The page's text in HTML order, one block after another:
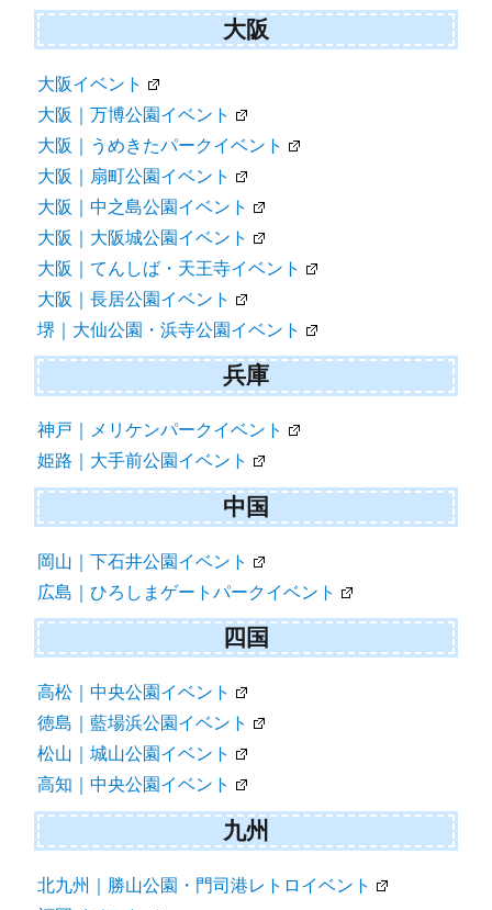
大阪
大阪イベント
大阪｜万博公園イベント
大阪｜うめきたパークイベント
大阪｜扇町公園イベント
大阪｜中之島公園イベント
大阪｜大阪城公園イベント
大阪｜てんしば・天王寺イベント
大阪｜長居公園イベント
堺｜大仙公園・浜寺公園イベント
兵庫
神戸｜メリケンパークイベント
姫路｜大手前公園イベント
中国
岡山｜下石井公園イベント
広島｜ひろしまゲートパークイベント
四国
高松｜中央公園イベント
徳島｜藍場浜公園イベント
松山｜城山公園イベント
高知｜中央公園イベント
九州
北九州｜勝山公園・門司港レトロイベント